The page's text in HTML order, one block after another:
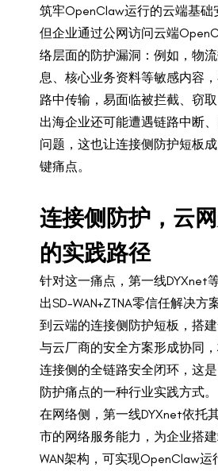
筑牢OpenClaw运行的云端基础
但企业通过公网访问云端
络层面的防护漏洞：例如，物
息、核心业务资料等敏感内容
路中传输，易面临被拦截、窃
出海企业还可能遭遇链路中断
问题，这也让连接侧防护短板
键痛点。
连接侧防护，云
的实践路径
针对这一痛点，第一线DYXnet
出SD-WAN+ZTNA零信任解决方
到云端的连接侧防护短板，搭建
与云厂商的安全方案形成协同
连接侧的全链路安全闭环，这
防护痛点的一种行业实践方式。
在网络侧，第一线DYXnet依托
市的网络服务能力，为企业搭
WAN架构，可实现OpenClaw